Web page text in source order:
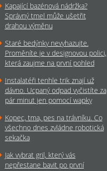
Kapající bazénová nádržka?
Správný tmel může ušetřit
drahou výměnu
Staré bedýnky nevyhazujte.
Proměníte je v designovou polici,
která zaujme na první pohled
Instalatéři tenhle trik znají už
dávno. Ucpaný odpad vyčistíte za
pár minut jen pomocí wapky
Kopec, tma, pes na trávníku. Co
všechno dnes zvládne robotická
sekačka
Jak vybrat gril, který vás
nepřestane bavit po první